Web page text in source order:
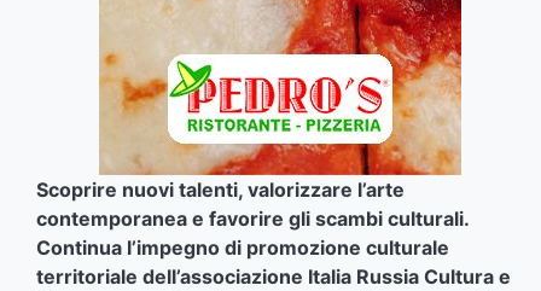
Scoprire nuovi talenti, valorizzare l’arte
contemporanea e favorire gli scambi culturali.
Continua l’impegno di promozione culturale
territoriale dell’associazione Italia Russia Cultura e